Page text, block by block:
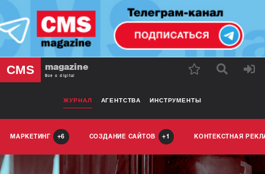
CMS magazine
Все о digital
ЖУРНАЛ АГЕНТСТВА ИНСТРУМЕНТЫ
МАРКЕТИНГ 6 СОЗДАНИЕ САЙТОВ 1 КОНТЕКСТНАЯ